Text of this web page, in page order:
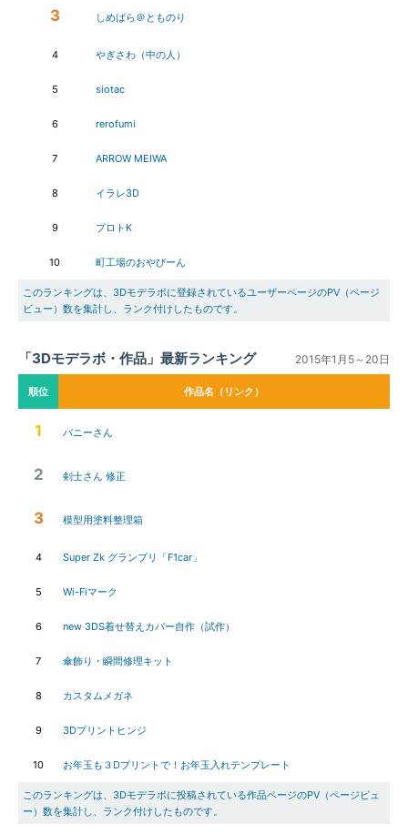
3 しめばら＠とものり
4 やぎさわ（中の人）
5 siotac
6 rerofumi
7 ARROW MEIWA
8 イラレ3D
9 プロトK
10 町工場のおやびーん
このランキングは、3Dモデラボに登録されているユーザーページのPV（ページ
ビュー）数を集計し、ランク付けしたものです。
「3Dモデラボ・作品」最新ランキング 2015年1月5～20日
順位 作品名（リンク）
1 バニーさん
2 剣士さん 修正
3 模型用塗料整理箱
4 Super Zk グランプリ「F1car」
5 Wi-Fiマーク
6 new 3DS着せ替えカバー自作（試作）
7 傘飾り・瞬間修理キット
8 カスタムメガネ
9 3Dプリントヒンジ
10 お年玉も３Dプリントで！お年玉入れテンプレート
このランキングは、3Dモデラボに投稿されている作品ページのPV（ページビュ
ー）数を集計し、ランク付けしたものです。